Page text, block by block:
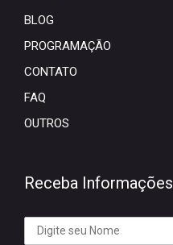
BLOG
PROGRAMAÇÃO
CONTATO
FAQ
OUTROS
Receba Informações